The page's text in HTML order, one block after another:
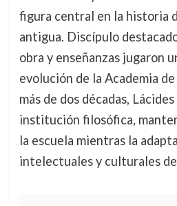
figura central en la historia
antigua. Discípulo
obra y enseñanzas jugaron
evolución de la Academia
más de dos décadas,
institución filosófica,
la escuela mientras la
intelectuales y culturales